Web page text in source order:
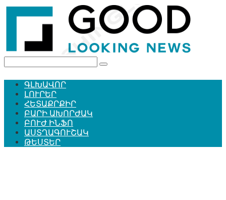
Перейти
ԳԼԽԱՎՈՐ
ԼՈՒՐԵՐ
ՀԵՏԱՔՐՔԻՐ
ԲԱՐԻ ԱԽՈՐԺԱԿ
ԲՈՒԺ ԻՆՖՈ
ԱՍՏՂԱԳՈՒՇԱԿ
ԹԵՍՏԵՐ